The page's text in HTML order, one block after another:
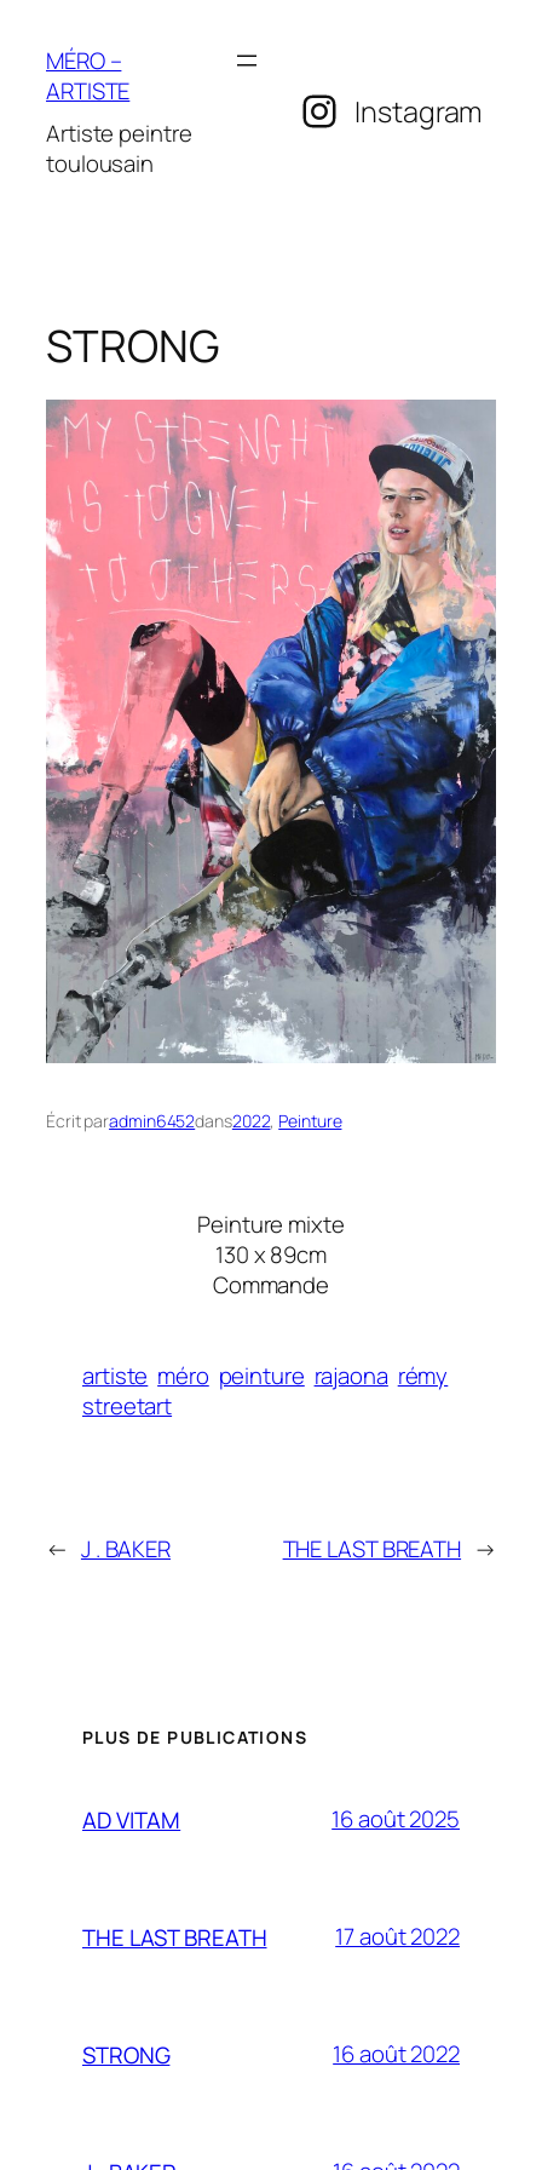
contenu
MÉRO –
ARTISTE
Artiste peintre
toulousain
Instagram
STRONG
Écrit paradmin6452dans2022, Peinture
Peinture mixte
130 x 89cm
Commande
artiste méro peinture rajaona rémy
streetart
← J . BAKER THE LAST BREATH →
PLUS DE PUBLICATIONS
AD VITAM 16 août 2025
THE LAST BREATH 17 août 2022
STRONG 16 août 2022